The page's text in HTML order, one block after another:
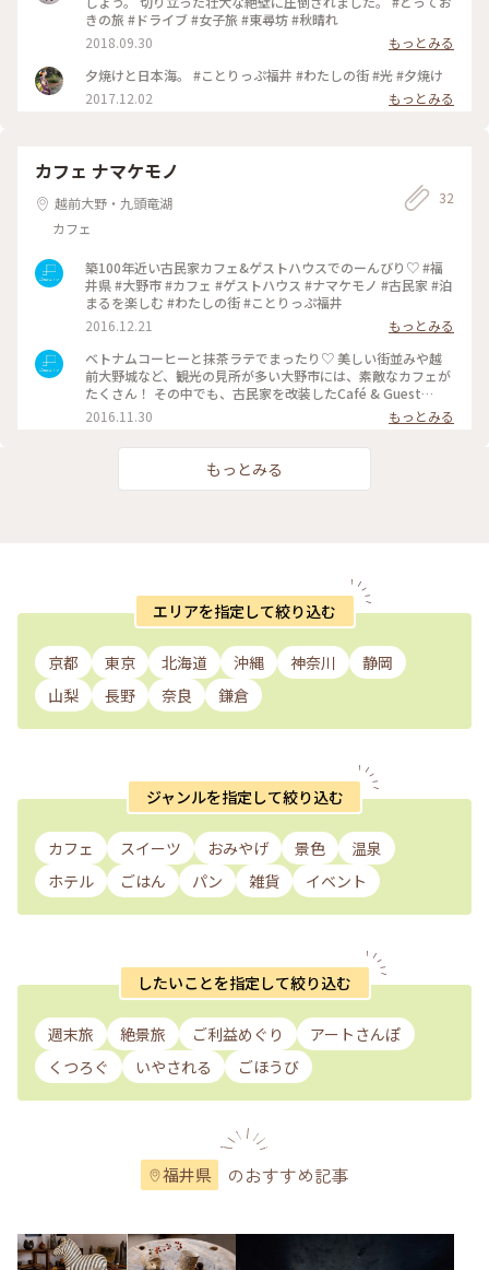
きの旅 #ドライブ #女子旅 #東尋坊 #秋晴れ
2018.09.30
もっとみる
夕焼けと日本海。 #ことりっぷ福井 #わたしの街 #光 #夕焼け
2017.12.02
もっとみる
カフェ ナマケモノ
越前大野・九頭竜湖
カフェ
32
築100年近い古民家カフェ&ゲストハウスでのーんびり♡ #福
井県 #大野市 #カフェ #ゲストハウス #ナマケモノ #古民家 #泊
まるを楽しむ #わたしの街 #ことりっぷ福井
2016.12.21
もっとみる
ベトナムコーヒーと抹茶ラテでまったり♡ 美しい街並みや越
前大野城など、観光の見所が多い大野市には、素敵なカフェが
たくさん！ その中でも、古民家を改装したCafé & Guest
House Name came Ono(ナマケモノ)は、落ち着くし、美味し
いドリンクやフードもあっておすすめ！ #福井県 #大野市 #カ
フェ #ゲストハウス #ナマケモノ #Dearふくい #泊まるを楽し
む #わたしの街 #ことりっぷ福井
2016.11.30 もっとみる
もっとみる
エリアを指定して絞り込む
京都 東京 北海道 沖縄 神奈川
静岡
山梨
長野 奈良 鎌倉
ジャンルを指定して絞り込む
カフェ スイーツ おみやげ 景色
温泉
ホテル
ごはん パン 雑貨 イベント
したいことを指定して絞り込む
週末旅 絶景旅 ご利益めぐり
アートさんぽ
くつろぐ
いやされる ごほうび
福井県 のおすすめ記事